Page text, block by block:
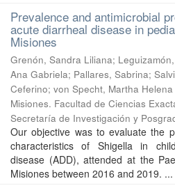
Prevalence and antimicrobial
acute diarrheal disease in
Misiones
Grenón, Sandra Liliana;
Ana Gabriela; Pallares, Sabrina;
Ceferino; von Specht, Martha Helena
Misiones. Facultad de Ciencias
Secretaría de Investigación y
Our objective was to evaluate the
characteristics of Shigella in
disease (ADD), attended at the
Misiones between 2016 and 2019. ...